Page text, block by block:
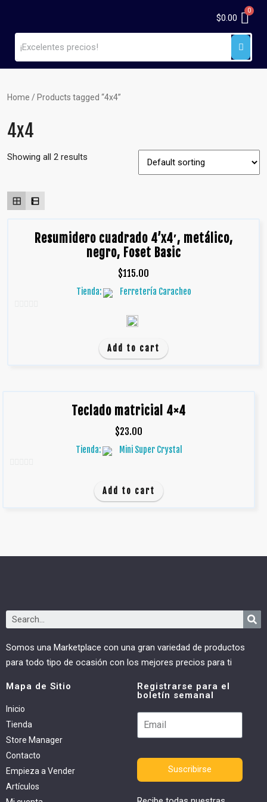
$0.00
Home / Products tagged “4x4”
4x4
Showing all 2 results
Resumidero cuadrado 4’x4′, metálico,
negro, Foset Basic
$115.00
Tienda: Ferretería Caracheo
Add to cart
Teclado matricial 4×4
$23.00
Tienda: Mini Super Crystal
Add to cart
Somos una Marketplace con una gran variedad de productos
para todo tipo de ocasión con los mejores precios para ti
Mapa de Sitio
Inicio
Tienda
Store Manager
Contacto
Empieza a Vender
Artículos
Registrarse para el
boletín semanal
Suscribirse